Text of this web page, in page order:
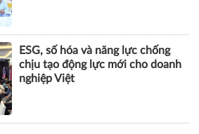
ESG, số hóa và năng lực chống
chịu tạo động lực mới cho doanh
nghiệp Việt